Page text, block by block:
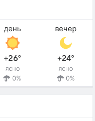
день
+26°
ясно
0%
вечер
+24°
ясно
0%